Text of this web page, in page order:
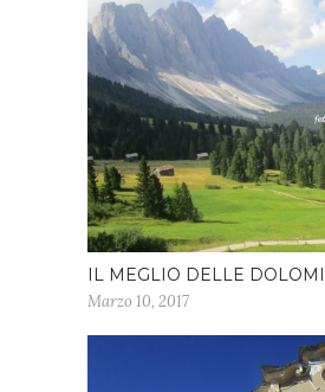
IL MEGLIO DELLE
Marzo 10, 2017